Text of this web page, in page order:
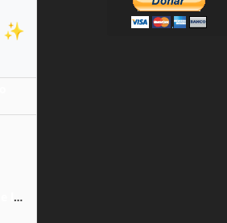
✨
Santa Teresa Benedicta de la Cruz